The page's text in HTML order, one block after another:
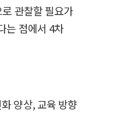
관찰할 필요가
는 점에서 4차
양상, 교육 방향